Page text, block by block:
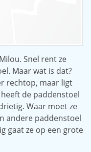
Snel rent ze
Maar wat is dat?
rechtop, maar ligt
de paddenstoel
Waar moet ze
andere paddenstoel
gaat ze op een grote